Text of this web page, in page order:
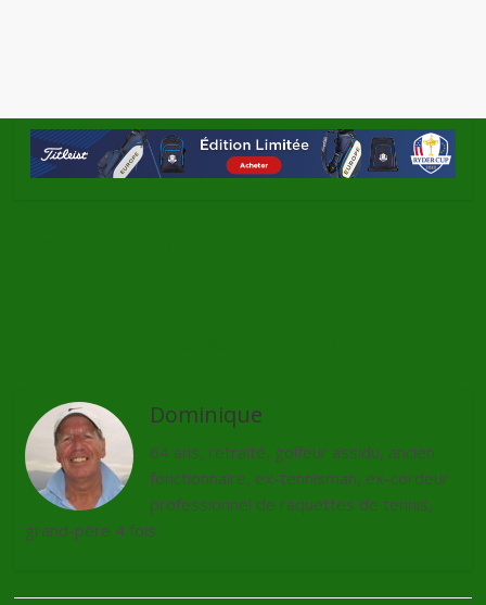
Dominique
64 ans, retraité, golfeur assidu, ancien
fonctionnaire, ex-tennisman, ex-cordeur
professionnel de raquettes de tennis,
grand-père 4 fois.